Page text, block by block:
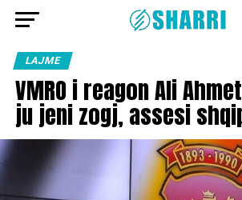
LAJME
VMRO i reagon Ali
ju jeni zogj, assesi